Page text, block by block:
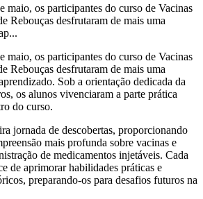
maio, os participantes do curso de Vacinas
Rebouças desfrutaram de mais uma
maio, os participantes do curso de Vacinas
Rebouças desfrutaram de mais uma
Sob a orientação dedicada da
os alunos vivenciaram a parte prática
do curso.
jornada de descobertas, proporcionando
mais profunda sobre vacinas e
de medicamentos injetáveis. Cada
de aprimorar habilidades práticas e
preparando-os para desafios futuros na